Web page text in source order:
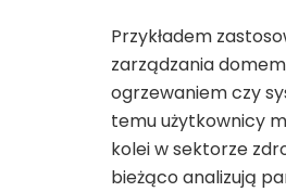
Przykładem
zarządzania
ogrzewaniem czy
temu użytkownicy
kolei w sektorze
bieżąco analizują